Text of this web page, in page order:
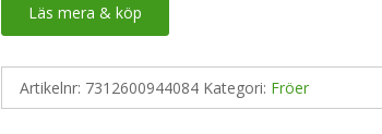
Läs mera & köp
Artikelnr: 7312600944084 Kategori: Fröer